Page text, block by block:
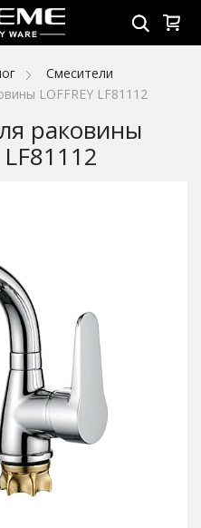
Смесители
LOFFREY LF81112
раковины
LF81112